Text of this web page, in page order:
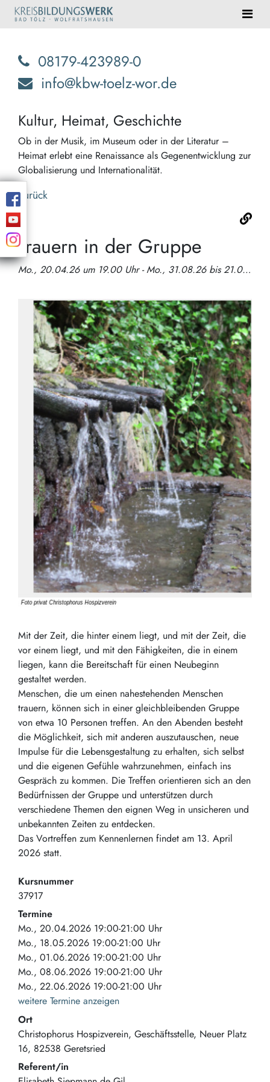
08179-423989-0
info@kbw-toelz-wor.de
Kultur, Heimat, Geschichte
Ob in der Musik, im Museum oder in der Literatur –
Heimat erlebt eine Renaissance als Gegenentwicklung zur
Globalisierung und Internationalität.
Zurück
Trauern in der Gruppe
Mo., 20.04.26 um 19.00 Uhr - Mo., 31.08.26 bis 21.00 Uhr
Mit der Zeit, die hinter einem liegt, und mit der Zeit, die
vor einem liegt, und mit den Fähigkeiten, die in einem
liegen, kann die Bereitschaft für einen Neubeginn
gestaltet werden.
Menschen, die um einen nahestehenden Menschen
trauern, können sich in einer gleichbleibenden Gruppe
von etwa 10 Personen treffen. An den Abenden besteht
die Möglichkeit, sich mit anderen auszutauschen, neue
Impulse für die Lebensgestaltung zu erhalten, sich selbst
und die eigenen Gefühle wahrzunehmen, einfach ins
Gespräch zu kommen. Die Treffen orientieren sich an den
Bedürfnissen der Gruppe und unterstützen durch
verschiedene Themen den eignen Weg in unsicheren und
unbekannten Zeiten zu entdecken.
Das Vortreffen zum Kennenlernen findet am 13. April
2026 statt.
Kursnummer
37917
Termine
Mo., 20.04.2026 19:00-21:00 Uhr
Mo., 18.05.2026 19:00-21:00 Uhr
Mo., 01.06.2026 19:00-21:00 Uhr
Mo., 08.06.2026 19:00-21:00 Uhr
Mo., 22.06.2026 19:00-21:00 Uhr
weitere Termine anzeigen
Ort
Christophorus Hospizverein, Geschäftsstelle Neuer Platz
16 82538 Geretsried
Referent/in